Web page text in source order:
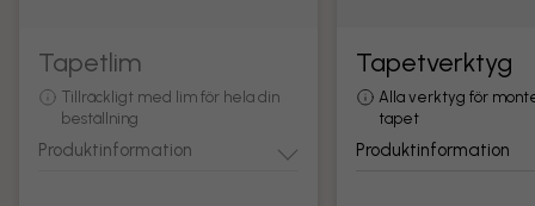
Tapetlim
Tillräckligt med lim för hela din
beställning
Produktinformation
Tapetverktyg
Alla verktyg för
tapet
Produktinformation